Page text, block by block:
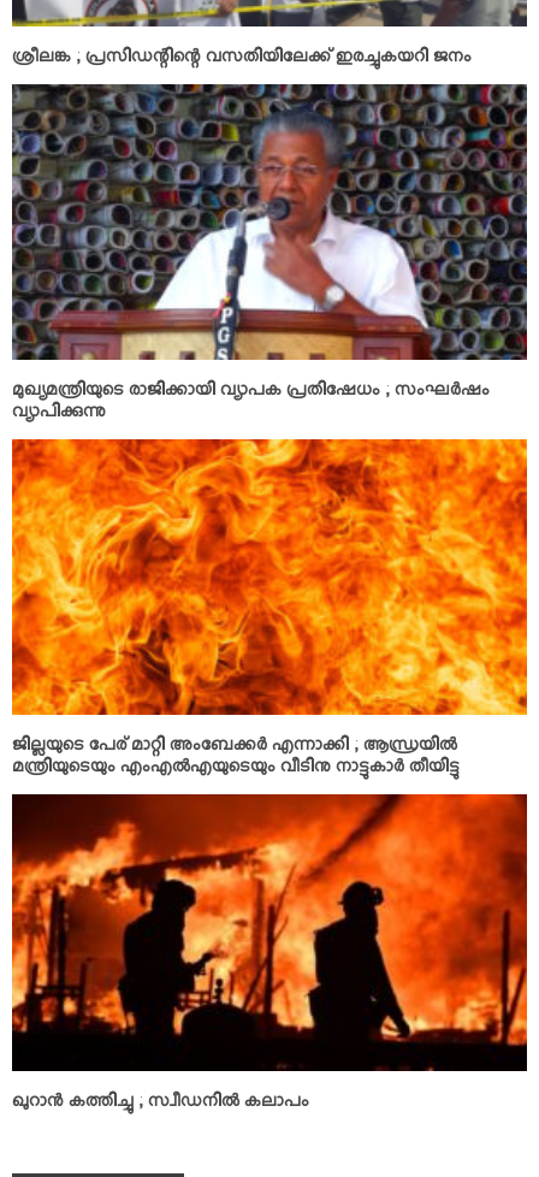
ശ്രീലങ്ക ; പ്രസിഡന്റിന്റെ വസതിയിലേക്ക് ഇരച്ചുകയറി ജനം
മുഖ്യമന്ത്രിയുടെ രാജിക്കായി വ്യാപക പ്രതിഷേധം ; സംഘര്‍ഷം
വ്യാപിക്കുന്നു
ജില്ലയുടെ പേര് മാറ്റി അംബേക്കര്‍ എന്നാക്കി ; ആന്ധ്രയില്‍
മന്ത്രിയുടെയും എംഎല്‍എയുടെയും വീടിനു നാട്ടുകാര്‍ തീയിട്ടു
ഖുറാന്‍ കത്തിച്ചു ; സ്വീഡനില്‍ കലാപം